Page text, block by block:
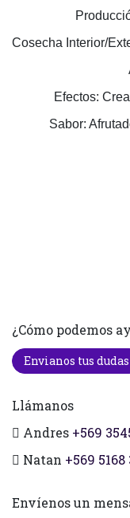
Cosecha Interior/
Efectos:
Sabor:
¿Cómo podemos
Envianos tus dudas
Llámanos
Andres +569
Natan +569 5168
Envíenos un